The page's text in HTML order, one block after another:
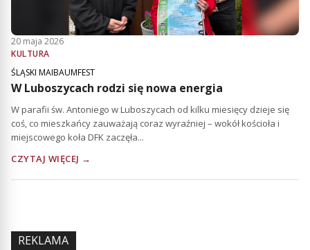
20 maja 2026
KULTURA
ŚLĄSKI MAIBAUMFEST
W Luboszycach rodzi się nowa energia
W parafii św. Antoniego w Luboszycach od kilku miesięcy dzieje się
coś, co mieszkańcy zauważają coraz wyraźniej – wokół kościoła i
miejscowego koła DFK zaczęła...
CZYTAJ WIĘCEJ →
REKLAMA